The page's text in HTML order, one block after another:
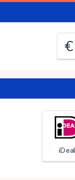
iDeal